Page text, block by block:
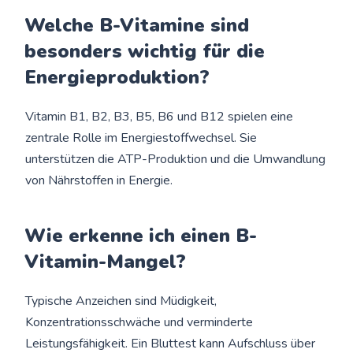
Welche B-Vitamine sind
besonders wichtig für die
Energieproduktion?
Vitamin B1, B2, B3, B5, B6 und B12 spielen eine
zentrale Rolle im Energiestoffwechsel. Sie
unterstützen die ATP-Produktion und die Umwandlung
von Nährstoffen in Energie.
Wie erkenne ich einen B-
Vitamin-Mangel?
Typische Anzeichen sind Müdigkeit,
Konzentrationsschwäche und verminderte
Leistungsfähigkeit. Ein Bluttest kann Aufschluss über